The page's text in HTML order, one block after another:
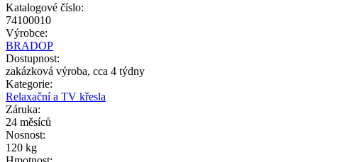
Katalogové číslo:
74100010
Výrobce:
BRADOP
Dostupnost:
zakázková výroba, cca 4 týdny
Kategorie:
Relaxační a TV křesla
Záruka:
24 měsíců
Nosnost:
120 kg